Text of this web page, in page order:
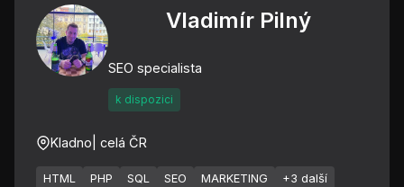
Vladimír Pilný
SEO specialista
k dispozici
Kladno | celá ČR
HTML PHP SQL SEO MARKETING +3 další